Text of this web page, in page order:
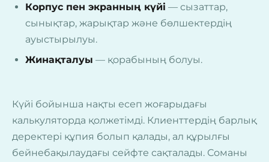
Корпус пен экранның күйі — сызаттар,
сынықтар, жарықтар және бөлшектердің
ауыстырылуы.
Жинақталуы — қорабының болуы.
Күйі бойынша нақты есеп жоғарыдағы
калькуляторда қолжетімді. Клиенттердің барлық
деректері құпия болып қалады, ал құрылғы
бейнебақылаудағы сейфте сақталады. Соманы